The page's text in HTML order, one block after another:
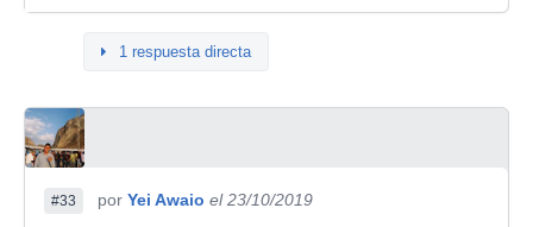
1 respuesta directa
#33 por Yei Awaio el 23/10/2019